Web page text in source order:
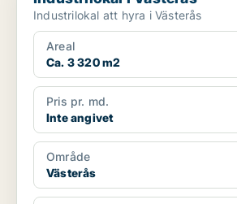
Industrilokal att hyra i Västerås
Areal
Ca. 3 320 m2
Pris pr. md.
Inte angivet
Område
Västerås